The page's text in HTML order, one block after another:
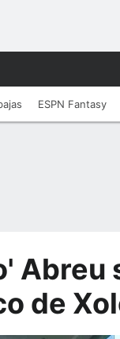
ESPN Fantasy
Abreu
de